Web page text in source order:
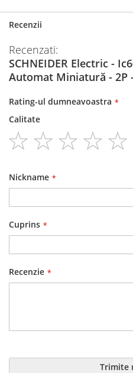
Recenzii
Recenzati:
SCHNEIDER Electric -
Automat Miniatură - 2P
Rating-ul dumneavoastra
Calitate
Nickname
Cuprins
Recenzie
Trimite